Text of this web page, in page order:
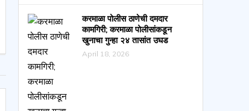
करमाळा पोलीस ठाणेची दमदार
कामगिरी; करमाळा पोलीसांकडून
खुनाचा गुन्हा २४ तासांत उघड
April 18, 2026